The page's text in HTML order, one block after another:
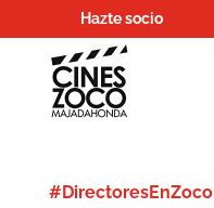
Hazte socio
#DirectoresEnZoco